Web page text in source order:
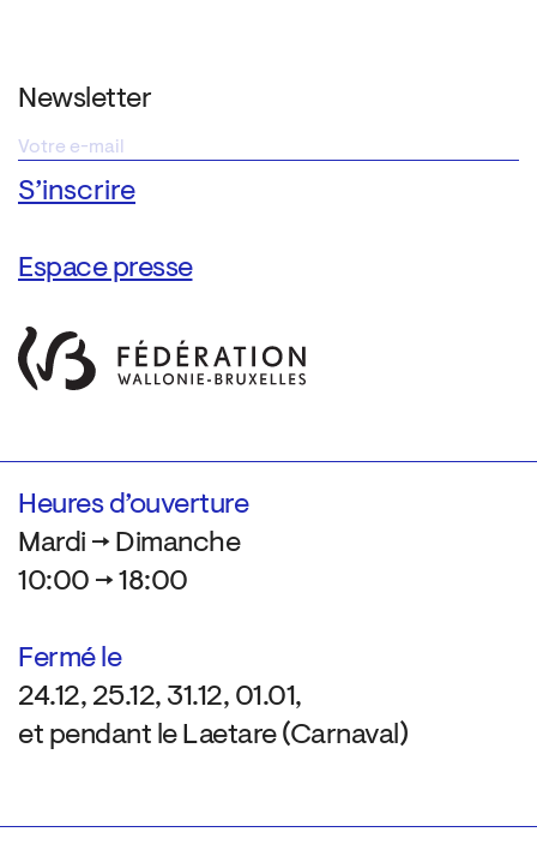
Newsletter
Espace presse
Heures d’ouverture
Mardi → Dimanche
10:00 → 18:00
Fermé le
24.12, 25.12, 31.12, 01.01,
et pendant le Laetare (Carnaval)